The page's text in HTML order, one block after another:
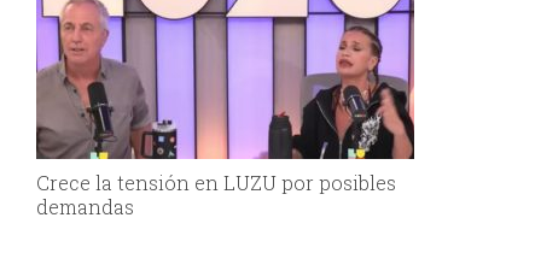
Crece la tensión en LUZU por posibles
demandas